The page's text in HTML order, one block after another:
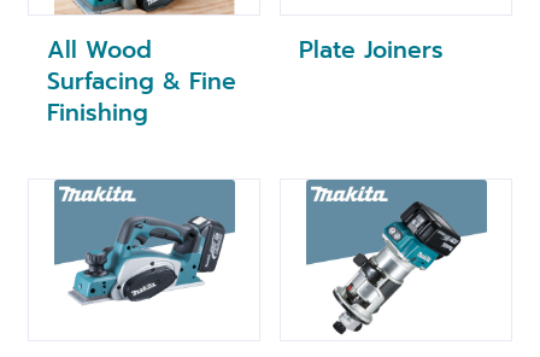
All Wood
Surfacing & Fine
Finishing
Plate Joiners